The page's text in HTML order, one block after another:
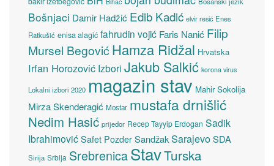
Bošnjaci Damir Hadžić Edib Kadić elvir resić Enes
Ratkušić enisa alagić fahrudin vojić Faris Nanić Filip
Mursel Begović Hamza Ridžal Hrvatska
Irfan Horozović Izbori Jakub Salkić korona virus
Lokalni izbori 2020 magazin stav Mahir Sokolija
Mirza Skenderagić Mostar mustafa drnišlić
Nedim Hasić prijedor Recep Tayyip Erdogan Sadik
Ibrahimović Safet Pozder SandžakSarajevoSDA
Sirija Srbija SrebrenicaStavTurska